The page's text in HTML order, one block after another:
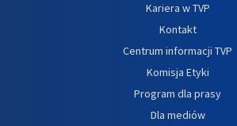
Kariera w TVP
Kontakt
Centrum informacji TVP
Komisja Etyki
Program dla prasy
Dla mediów